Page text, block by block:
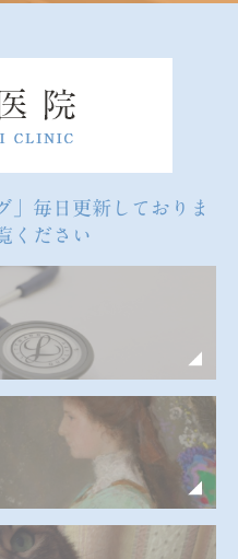
」毎日更新しておりま
ください